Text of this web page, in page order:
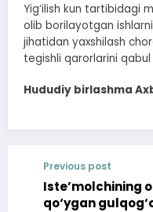
Yig‘ilish kun tartibidagi
olib borilayotgan
jihatidan yaxshilash
tegishli qarorlarini qabul
Hududiy birlashma
Previous post
Iste’molchining
qo‘ygan